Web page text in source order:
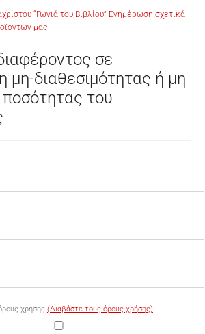
“Γωνιά του Βιβλίου” Ενημέρωση σχετικά
μας
σε
μη-διαθεσιμότητας ή μη
του
χρήσης (Διαβάστε τους όρους χρήσης):